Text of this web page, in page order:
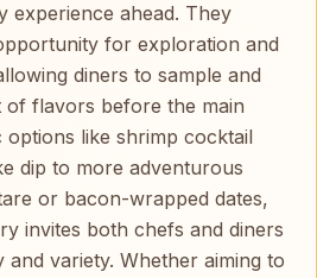
experience ahead. They
for exploration and
diners to sample and
of flavors before the main
options like shrimp cocktail
dip to more adventurous
or bacon-wrapped dates,
invites both chefs and diners
variety. Whether aiming to